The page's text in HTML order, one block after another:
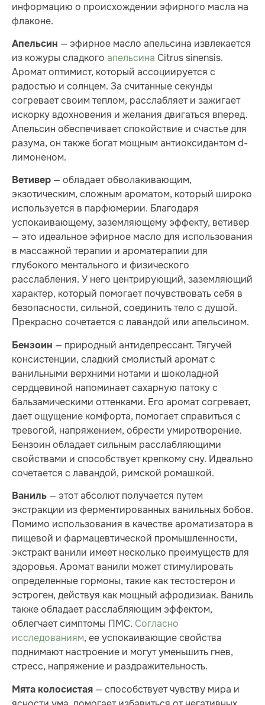
информацию о происхождении эфирного масла на
флаконе.
Апельсин — эфирное масло апельсина извлекается
из кожуры сладкого апельсина Citrus sinensis.
Аромат оптимист, который ассоциируется с
радостью и солнцем. За считанные секунды
согревает своим теплом, расслабляет и зажигает
искорку вдохновения и желания двигаться вперед.
Апельсин обеспечивает спокойствие и счастье для
разума, он также богат мощным антиоксидантом d-
лимоненом.
Ветивер — обладает обволакивающим,
экзотическим, сложным ароматом, который широко
используется в парфюмерии. Благодаря
успокаивающему, заземляющему эффекту, ветивер
— это идеальное эфирное масло для использования
в массажной терапии и ароматерапии для
глубокого ментального и физического
расслабления. У него центрирующий, заземляющий
характер, который помогает почувствовать себя в
безопасности, сильной, соединить тело с душой.
Прекрасно сочетается с лавандой или апельсином.
Бензоин — природный антидепрессант. Тягучей
консистенции, сладкий смолистый аромат с
ванильными верхними нотами и шоколадной
сердцевиной напоминает сахарную патоку с
бальзамическими оттенками. Его аромат согревает,
дает ощущение комфорта, помогает справиться с
тревогой, напряжением, обрести умиротворение.
Бензоин обладает сильным расслабляющими
свойствами и способствует крепкому сну. Идеально
сочетается с лавандой, римской ромашкой.
Ваниль — этот абсолют получается путем
экстракции из ферментированных ванильных бобов.
Помимо использования в качестве ароматизатора в
пищевой и фармацевтической промышленности,
экстракт ванили имеет несколько преимуществ для
здоровья. Аромат ванили может стимулировать
определенные гормоны, такие как тестостерон и
эстроген, действуя как мощный афродизиак. Ваниль
также обладает расслабляющим эффектом,
облегчает симптомы ПМС. Согласно
исследованиям, ее успокаивающие свойства
поднимают настроение и могут уменьшить гнев,
стресс, напряжение и раздражительность.
Мята колосистая — способствует чувству мира и